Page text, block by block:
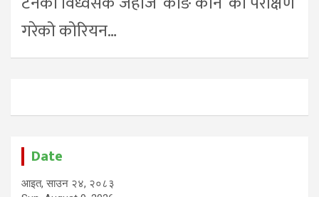
गरेको कोरियन…
Date
आइत, साउन २४, २०८३